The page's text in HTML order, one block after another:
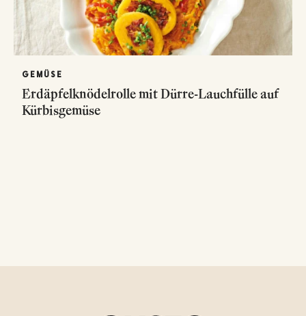
GEMÜSE
Erdäpfelknödelrolle mit Dürre-Lauchfülle auf
Kürbisgemüse